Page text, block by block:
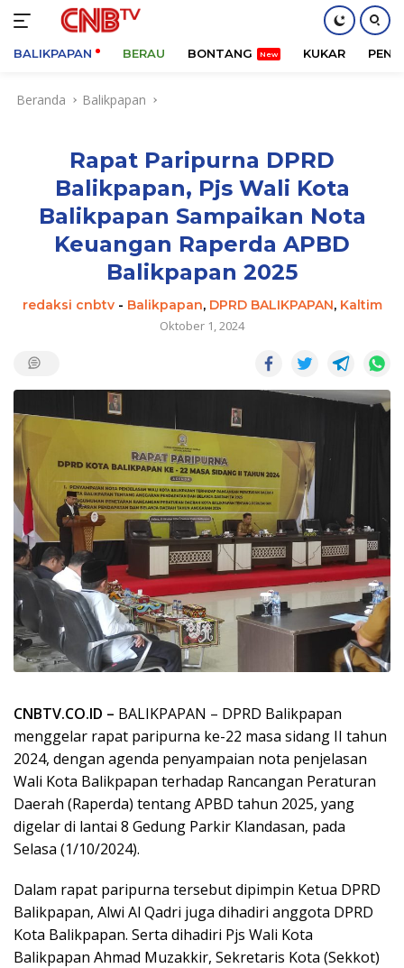
BALIKPAPAN BERAU BONTANG KUKAR
Beranda Balikpapan
Rapat Paripurna DPRD
Balikpapan, Pjs Wali Kota
Balikpapan Sampaikan Nota
Keuangan Raperda APBD
Balikpapan 2025
redaksi cnbtv- Balikpapan, DPRD BALIKPAPAN, Kaltim
Oktober 1, 2024
CNBTV.CO.ID – BALIKPAPAN – DPRD Balikpapan
menggelar rapat paripurna ke-22 masa sidang II tahun
2024, dengan agenda penyampaian nota penjelasan
Wali Kota Balikpapan terhadap Rancangan Peraturan
Daerah (Raperda) tentang APBD tahun 2025, yang
digelar di lantai 8 Gedung Parkir Klandasan, pada
Selasa (1/10/2024).
Dalam rapat paripurna tersebut dipimpin Ketua DPRD
Balikpapan, Alwi Al Qadri juga dihadiri anggota DPRD
Kota Balikpapan. Serta dihadiri Pjs Wali Kota
Balikpapan Ahmad Muzakkir, Sekretaris Kota (Sekkot)